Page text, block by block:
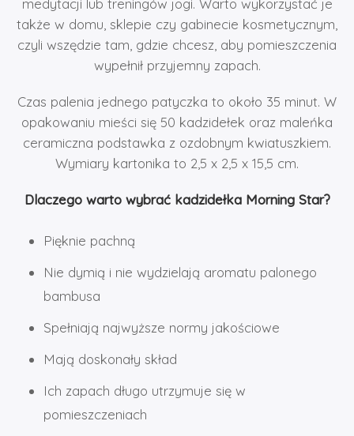
medytacji lub treningów jogi. Warto wykorzystać je
także w domu, sklepie czy gabinecie kosmetycznym,
czyli wszędzie tam, gdzie chcesz, aby pomieszczenia
wypełnił przyjemny zapach.
Czas palenia jednego patyczka to około 35 minut. W
opakowaniu mieści się 50 kadzidełek oraz maleńka
ceramiczna podstawka z ozdobnym kwiatuszkiem.
Wymiary kartonika to 2,5 x 2,5 x 15,5 cm.
Dlaczego warto wybrać kadzidełka Morning Star?
Pięknie pachną
Nie dymią i nie wydzielają aromatu palonego
bambusa
Spełniają najwyższe normy jakościowe
Mają doskonały skład
Ich zapach długo utrzymuje się w
pomieszczeniach